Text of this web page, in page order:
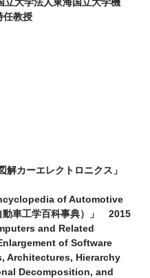
教授
カーエレクトロニクス」
of Automotive
車工学百科事典）」 2015
and Related
of Software
Architectures, Hierarchy
Decomposition, and